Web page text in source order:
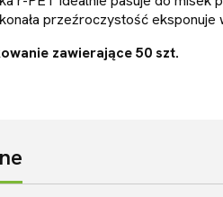
przeźroczystość
zawierające 50 szt.